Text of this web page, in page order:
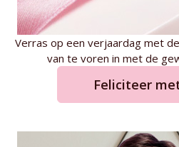
Verras op een verjaardag met
van te voren in met de
Feliciteer